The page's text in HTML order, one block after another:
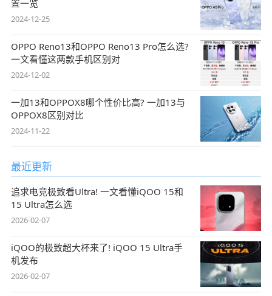
置一览
2024-12-25
OPPO Reno13和OPPO Reno13 Pro怎么选?
一文看懂这两款手机区别对
2024-12-02
一加13和OPPOX8哪个性价比高? 一加13与
OPPOX8区别对比
2024-11-22
最近更新
追求电竞极致看Ultra! 一文看懂iQOO 15和
15 Ultra怎么选
2026-02-07
iQOO的极致超大杯来了! iQOO 15 Ultra手
机发布
2026-02-07